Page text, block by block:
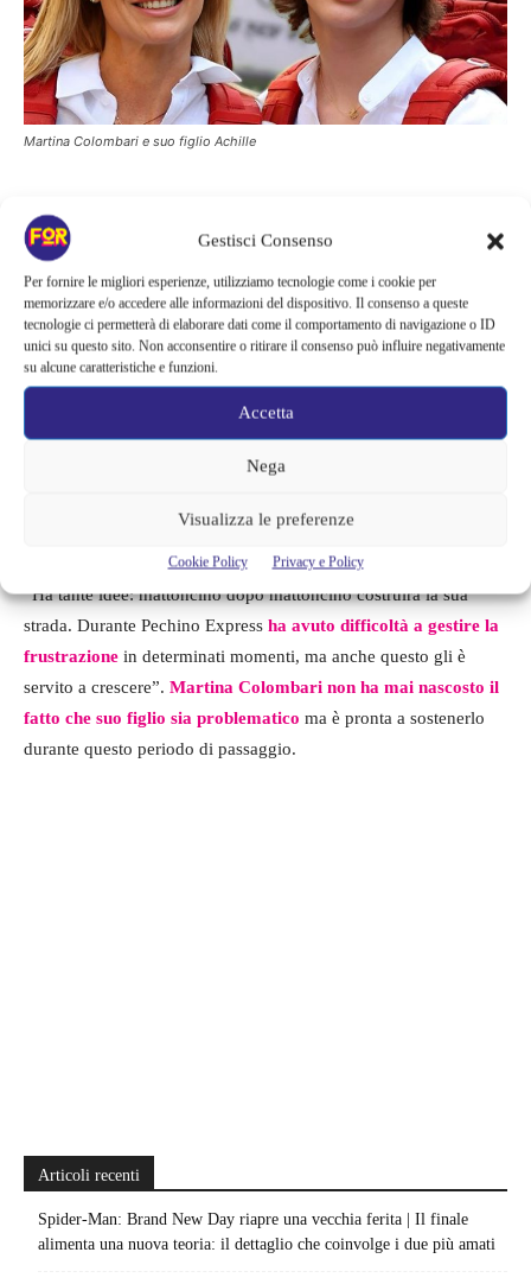
Gestisci Consenso
Per fornire le migliori esperienze, utilizziamo tecnologie come i cookie per
memorizzare e/o accedere alle informazioni del dispositivo. Il consenso a queste
tecnologie ci permetterà di elaborare dati come il comportamento di navigazione o ID
unici su questo sito. Non acconsentire o ritirare il consenso può influire negativamente
su alcune caratteristiche e funzioni.
Accetta
Nega
Visualizza le preferenze
Cookie Policy Privacy e Policy
Martina Colombari e suo figlio Achille
Martina Colombari e il difficile
rapporto col figlio
L’ex Miss Italia ha parlato di un rapporto piuttosto difficile col
figlio, giustificando però il fatto che sia a causa della sua giovane
A scuola ha sempre avuto un po’ di problemi a rispettare
le regole e studiare, ha cambiato un po’ di scuole però devo dire
che questo percorso economico e finanziario che sta facendo lo
“Ha tante idee: mattoncino dopo mattoncino costruirà la sua
strada. Durante Pechino Express ha avuto difficoltà a gestire la
frustrazione in determinati momenti, ma anche questo gli è
servito a crescere”. Martina Colombari non ha mai nascosto il
fatto che suo figlio sia problematico ma è pronta a sostenerlo
durante questo periodo di passaggio.
Articoli recenti
Spider-Man: Brand New Day riapre una vecchia ferita | Il finale
alimenta una nuova teoria: il dettaglio che coinvolge i due più amati